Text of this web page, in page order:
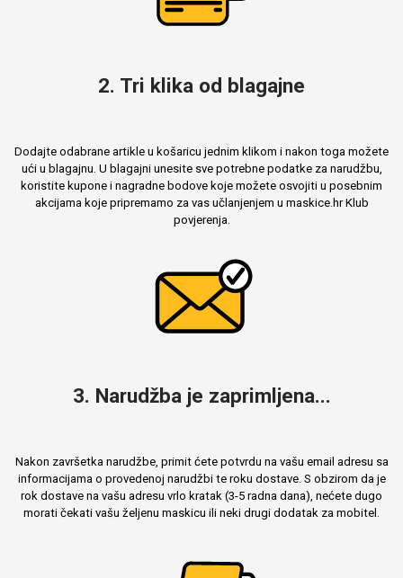
2. Tri klika od blagajne
Dodajte odabrane artikle u košaricu jednim klikom i nakon toga možete
ući u blagajnu. U blagajni unesite sve potrebne podatke za narudžbu,
koristite kupone i nagradne bodove koje možete osvojiti u posebnim
akcijama koje pripremamo za vas učlanjenjem u maskice.hr Klub
povjerenja.
3. Narudžba je zaprimljena...
Nakon završetka narudžbe, primit ćete potvrdu na vašu email adresu sa
informacijama o provedenoj narudžbi te roku dostave. S obzirom da je
rok dostave na vašu adresu vrlo kratak (3-5 radna dana), nećete dugo
morati čekati vašu željenu maskicu ili neki drugi dodatak za mobitel.